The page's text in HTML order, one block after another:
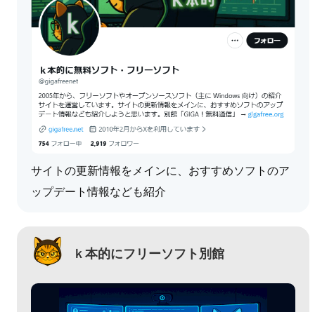
サイトの更新情報をメインに、おすすめソフトのア
ップデート情報なども紹介
ｋ本的にフリーソフト別館